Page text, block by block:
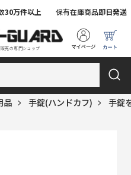
売の専門ショップ
30万件以上 保有在庫商品即日発送
品 手錠(ハンドカフ) 手錠